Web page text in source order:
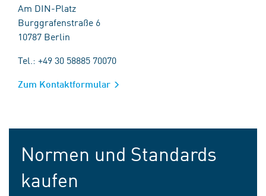
Am DIN-Platz
Burggrafenstraße 6
10787 Berlin
Tel.: +49 30 58885 70070
Zum Kontaktformular
Normen und Standards
kaufen